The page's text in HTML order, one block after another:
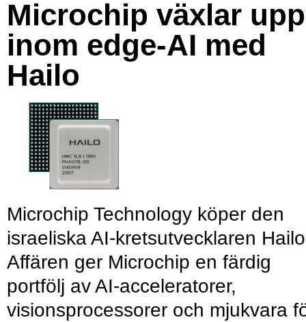
Microchip växlar upp
inom edge-AI med
Hailo
Microchip Technology köper den
israeliska AI-kretsutvecklaren
Affären ger Microchip en färdig
portfölj av AI-acceleratorer,
visionsprocessorer och mjukvara